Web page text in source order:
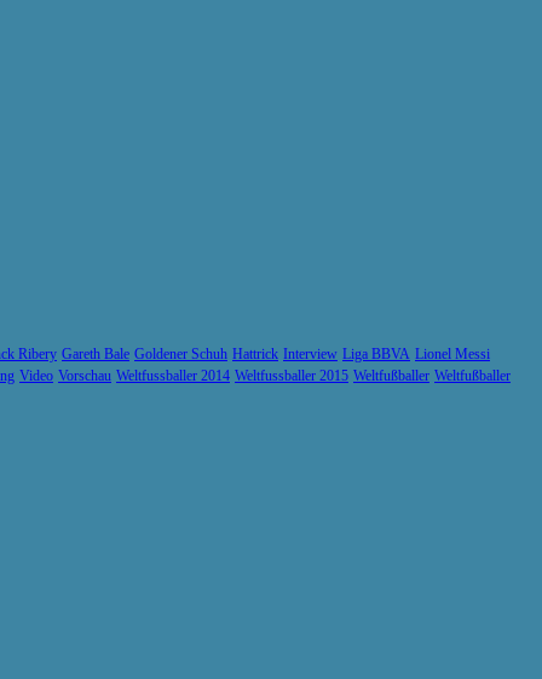
Ribery Gareth Bale Goldener Schuh Hattrick Interview Liga BBVA Lionel Messi
Video Vorschau Weltfussballer 2014 Weltfussballer 2015 Weltfußballer Weltfußballer